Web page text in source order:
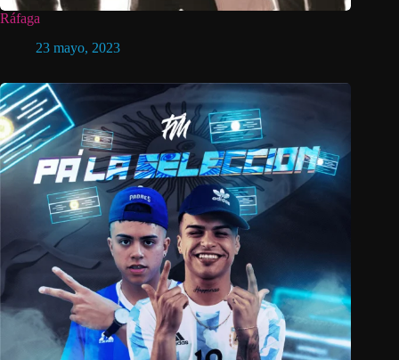
Ráfaga
23 mayo, 2023